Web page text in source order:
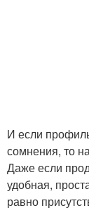
И если
сомнения, то
Даже если
удобная,
равно